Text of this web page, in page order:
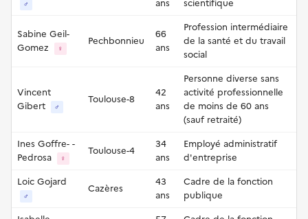
♂
ans
scientifique
Sabine Geil-
Gomez
♀
Pechbonnieu
66
ans
Profession intermédiaire
de la santé et du travail
social
Vincent
Gibert
♂
Toulouse-8
42
ans
Personne diverse sans
activité professionnelle
de moins de 60 ans
(sauf retraité)
Ines Goffre- -
Pedrosa
♀
Toulouse-4
34
ans
Employé administratif
d'entreprise
Loic Gojard
♂
Cazères
43
ans
Cadre de la fonction
publique